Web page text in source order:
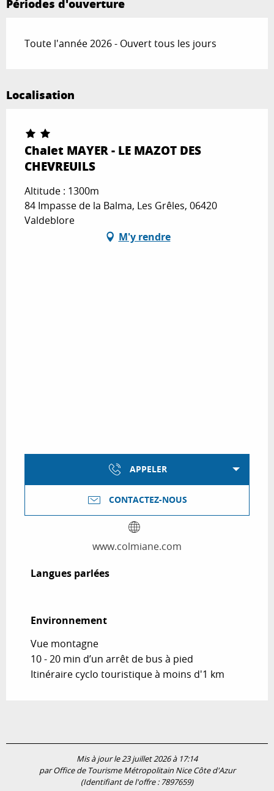
Périodes d'ouverture
Toute l'année 2026 - Ouvert tous les jours
Localisation
Chalet MAYER - LE MAZOT DES
CHEVREUILS
Altitude : 1300m
84 Impasse de la Balma, Les Grêles, 06420
Valdeblore
M'y rendre
APPELER
CONTACTEZ-NOUS
www.colmiane.com
Langues parlées
Langues parlées
Environnement
Environnement
Vue montagne
10 - 20 min d’un arrêt de bus à pied
Itinéraire cyclo touristique à moins d'1 km
Mis à jour le 23 juillet 2026 à 17:14
par Office de Tourisme Métropolitain Nice Côte d'Azur
(Identifiant de l'offre : 7897659)